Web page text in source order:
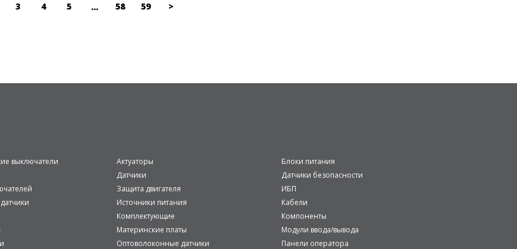
3 4 5 ... 58 59 >
выключатели Актуаторы
Блоки питания
Датчики
Датчики безопасности
Защита двигателя
ИБП
Источники питания
Кабели
Комплектующие
Компоненты
Материнские платы
Модули ввода/вывода
Оптоволоконные датчики
Панели оператора